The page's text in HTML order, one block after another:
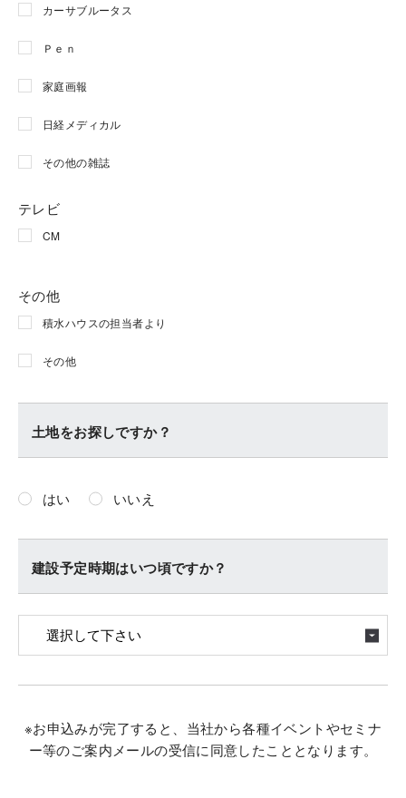
カーサブルータス
Ｐｅｎ
家庭画報
日経メディカル
その他の雑誌
テレビ
CM
その他
積水ハウスの担当者より
その他
土地をお探しですか？
はい いいえ
建設予定時期はいつ頃ですか？
※お申込みが完了すると、当社から各種イベントやセミナ
ー等のご案内メールの受信に同意したこととなります。